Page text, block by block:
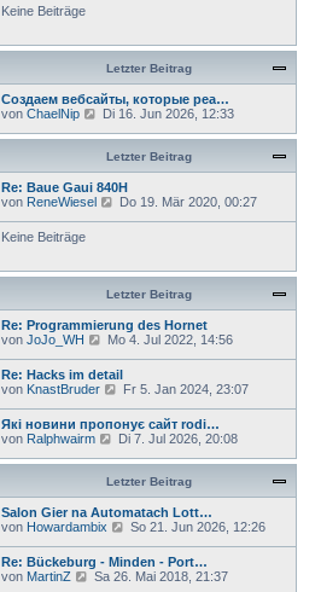
e
i
t
r
a
Keine Beiträge
Letzter Beitrag
Создаем вебсайты, которые реа…
von ChaelNip
N
u
s
t
e
t
g
Di 16. Jun 2026, 12:33
Letzter Beitrag
Re: Baue Gaui 840H
von ReneWiesel
N
t
r
e
i
t
r
a
Do 19. Mär 2020, 00:27
Keine Beiträge
Letzter Beitrag
Re: Programmierung des Hornet
von JoJo_WH
N
e
s
t
e
r
e
t
r
a
Mo 4. Jul 2022, 14:56
Re: Hacks im detail
von KnastBruder
N
e
s
t
r
e
i
t
r
a
Fr 5. Jan 2024, 23:07
Які новини пропонує сайт rodi…
von Ralphwairm
N
u
e
s
t
e
e
i
Di 7. Jul 2026, 20:08
Letzter Beitrag
Salon Gier na Automatach Lott…
von Howardambix
N
e
s
So 21. Jun 2026, 12:26
Re: Bückeburg - Minden - Port…
von MartinZ
N
Sa 26. Mai 2018, 21:37